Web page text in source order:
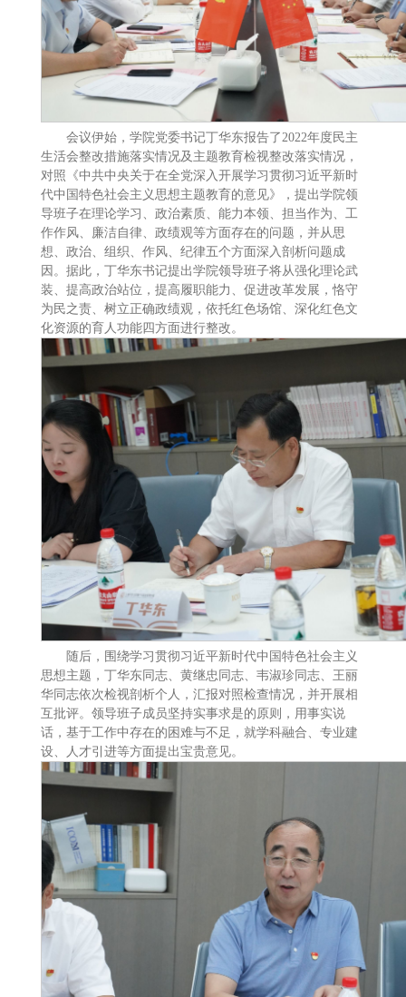
会议伊始，学院党委书记丁华东报告了2022年度民主
生活会整改措施落实情况及主题教育检视整改落实情况，
对照《中共中央关于在全党深入开展学习贯彻习近平新时
代中国特色社会主义思想主题教育的意见》，提出学院领
导班子在理论学习、政治素质、能力本领、担当作为、工
作作风、廉洁自律、政绩观等方面存在的问题，并从思
想、政治、组织、作风、纪律五个方面深入剖析问题成
因。据此，丁华东书记提出学院领导班子将从强化理论武
装、提高政治站位，提高履职能力、促进改革发展，恪守
为民之责、树立正确政绩观，依托红色场馆、深化红色文
化资源的育人功能四方面进行整改。
随后，围绕学习贯彻习近平新时代中国特色社会主义
思想主题，丁华东同志、黄继忠同志、韦淑珍同志、王丽
华同志依次检视剖析个人，汇报对照检查情况，并开展相
互批评。领导班子成员坚持实事求是的原则，用事实说
话，基于工作中存在的困难与不足，就学科融合、专业建
设、人才引进等方面提出宝贵意见。